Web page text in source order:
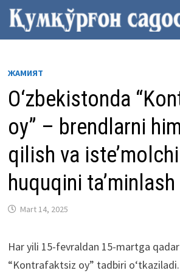
Skip
to
content
ЖАМИЯТ
O‘zbekistonda
oy” – brendlarni
qilish va
huquqini ta’minlash
Mart 14, 2025
Har yili 15-fevraldan 15-martga
“Kontrafaktsiz oy” tadbiri